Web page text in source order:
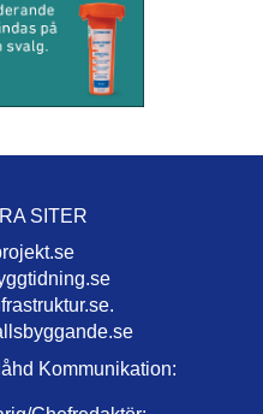
SITER
Kommunikation: